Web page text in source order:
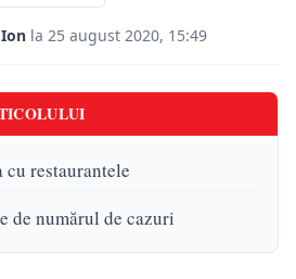
la 25 august 2020, 15:49
cu restaurantele
de numărul de cazuri